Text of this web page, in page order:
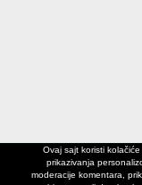
Ovaj sajt koristi
prikazivanja
moderacije komentara,